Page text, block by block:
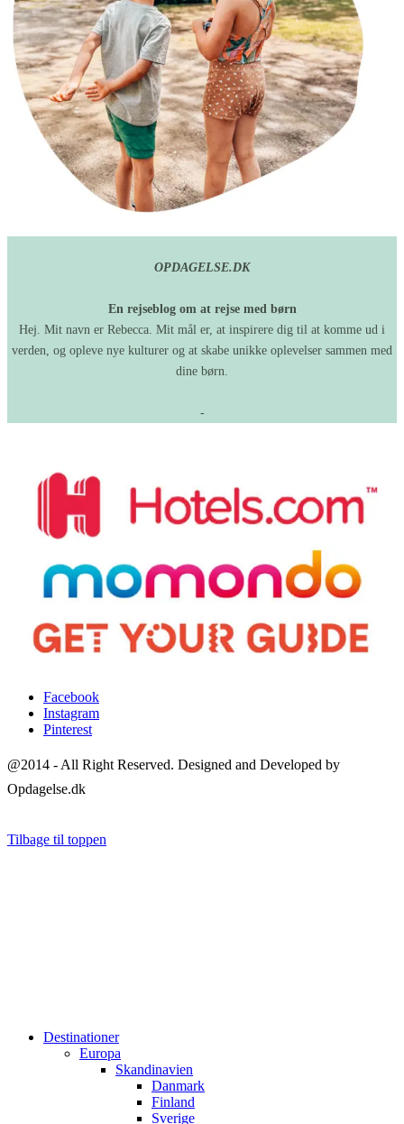
OPDAGELSE.DK
En rejseblog om at rejse med børn
Hej. Mit navn er Rebecca. Mit mål er, at inspirere dig til at komme ud i
verden, og opleve nye kulturer og at skabe unikke oplevelser sammen med
dine børn.
-
Facebook
Instagram
Pinterest
@2014 - All Right Reserved. Designed and Developed by
Opdagelse.dk
Tilbage til toppen
Destinationer
Europa
Skandinavien
Danmark
Finland
Sverige